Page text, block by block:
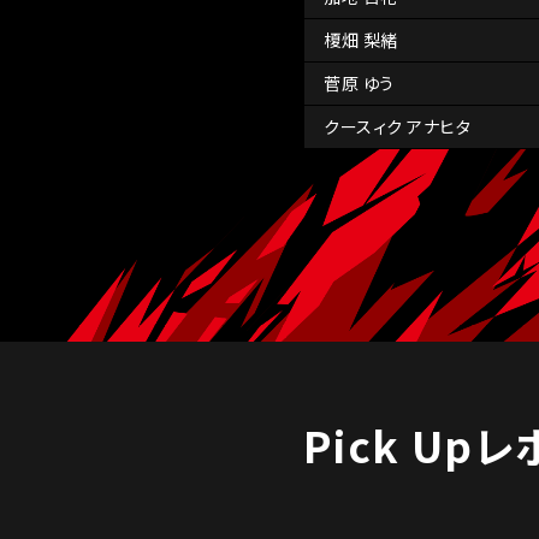
榎畑 梨緒
菅原 ゆう
クースィク アナヒタ
Pick Upレ